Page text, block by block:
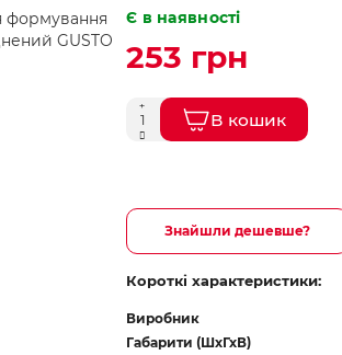
Є в наявності
253 грн
В кошик
Знайшли дешевше?
Короткі характеристики:
Виробник
Габарити (ШхГхВ)